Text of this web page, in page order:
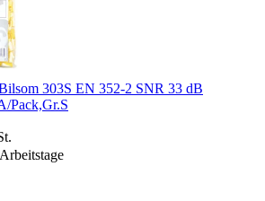
303S EN 352-2 SNR 33 dB
Pack,Gr.S